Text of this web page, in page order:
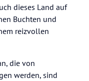
dieses Land auf
Buchten und
reizvollen
die von
werden, sind